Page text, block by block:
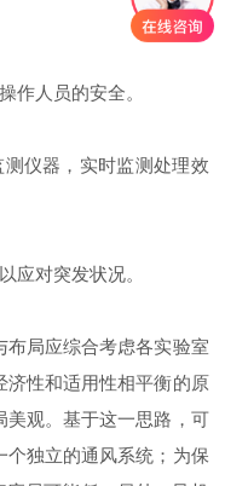
人员的安全。
仪器，实时监测处理效
对突发状况。
局应综合考虑各实验室
济性和适用性相平衡的原
美观。基于这一思路，可
个独立的通风系统；为保